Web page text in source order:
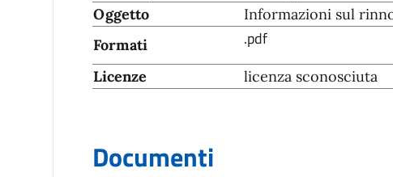
Oggetto
Informazioni sul
Formati
.pdf
Licenze licenza sconosciuta
Documenti